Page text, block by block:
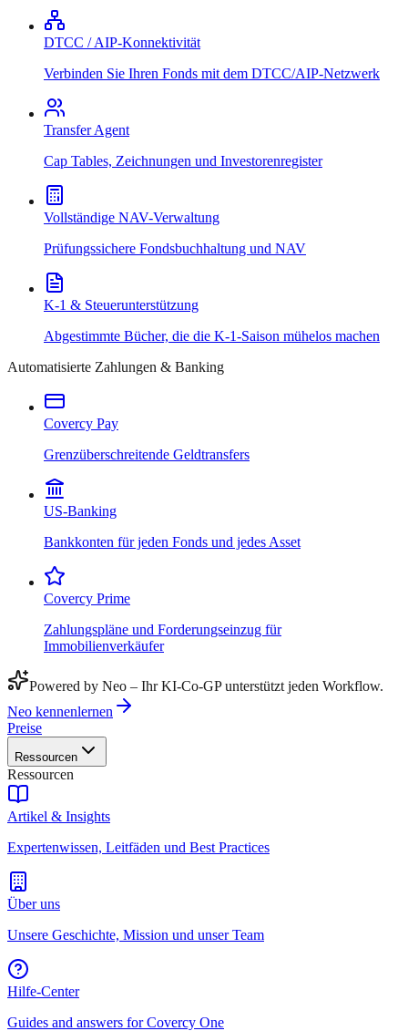
DTCC / AIP-Konnektivität
Verbinden Sie Ihren Fonds mit dem DTCC/AIP-Netzwerk
Transfer Agent
Cap Tables, Zeichnungen und Investorenregister
Vollständige NAV-Verwaltung
Prüfungssichere Fondsbuchhaltung und NAV
K-1 & Steuerunterstützung
Abgestimmte Bücher, die die K-1-Saison mühelos machen
Automatisierte Zahlungen & Banking
Covercy Pay
Grenzüberschreitende Geldtransfers
US-Banking
Bankkonten für jeden Fonds und jedes Asset
Covercy Prime
Zahlungspläne und Forderungseinzug für
Immobilienverkäufer
Powered by Neo – Ihr KI-Co-GP unterstützt jeden Workflow.
Neo kennenlernen
Preise
Ressourcen
Ressourcen
Artikel & Insights
Expertenwissen, Leitfäden und Best Practices
Über uns
Unsere Geschichte, Mission und unser Team
Hilfe-Center
Guides and answers for Covercy One